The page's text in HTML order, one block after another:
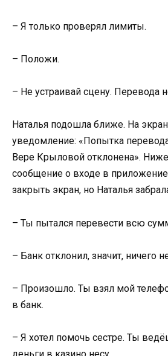
– Я только проверял лимиты.
– Положи.
– Не устраивай сцену. Перевода
Наталья подошла ближе. На
уведомление: «Попытка
Вере Крыловой отклонена».
сообщение о входе в
закрыть экран, но Наталья
– Ты пытался перевести всю
– Банк отклонил, значит, ничего
– Произошло. Ты взял мой
в банк.
– Я хотел помочь сестре. Ты